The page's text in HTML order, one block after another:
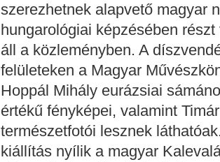
szerezhetnek alapvető magyar
hungarológiai képzésében
áll a közleményben. A
felületeken a Magyar
Hoppál Mihály eurázsiai
értékű fényképei, valamint
természetfotói lesznek
kiállítás nyílik a magyar